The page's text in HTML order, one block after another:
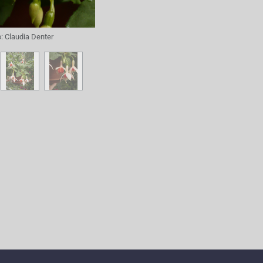
Claudia Denter